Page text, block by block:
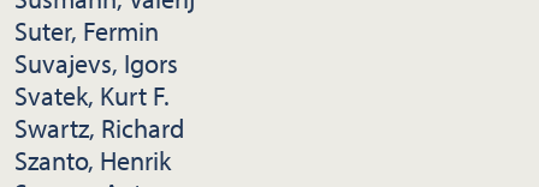
Suter, Fermin
Suvajevs, Igors
Svatek, Kurt F.
Swartz, Richard
Szanto, Henrik